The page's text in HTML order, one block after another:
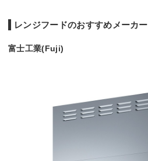
レンジフードのおすすめメーカー
富士工業(Fuji)